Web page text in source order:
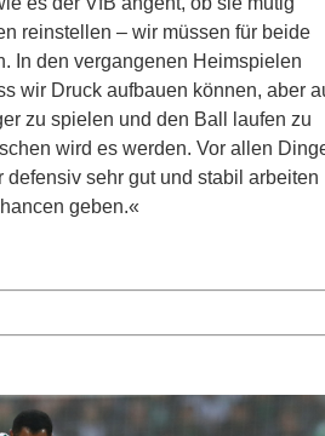
reinstellen – wir müssen für beide
In den vergangenen Heimspielen
wir Druck aufbauen können, aber
zu spielen und den Ball laufen zu
wird es werden. Vor allen
defensiv sehr gut und stabil arbeiten
geben.«